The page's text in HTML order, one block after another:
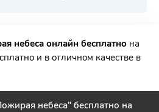
небеса онлайн бесплатно на
и в отличном качестве в
небеса" бесплатно на